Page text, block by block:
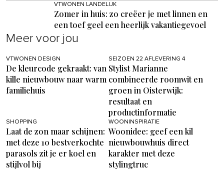
VTWONEN LANDELIJK
Zomer in huis: zo creëer je met linnen en
een toef geel een heerlijk vakantiegevoel
Meer voor jou
VTWONEN DESIGN
De kleurcode gekraakt: van
kille nieuwbouw naar warm
familiehuis
SEIZOEN 22 AFLEVERING 4
Stylist Marianne
combineerde roomwit en
groen in Oisterwijk:
resultaat en
productinformatie
SHOPPING
Laat de zon maar schijnen:
met deze 10 bestverkochte
parasols zit je er koel en
stijlvol bij
WOONINSPIRATIE
Woonidee: geef een kil
nieuwbouwhuis direct
karakter met deze
stylingtruc